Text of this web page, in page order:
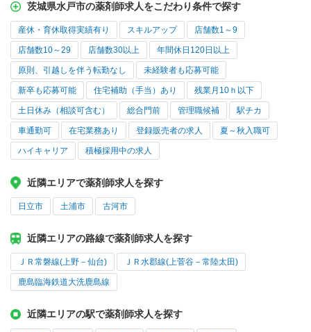
茨城県水戸市の薬剤師求人をこだわり条件で探す
産休・育休取得実績有り スキルアップ 店舗数1～9
店舗数10～29 店舗数30以上 年間休日120日以上
原則、引越しを伴う転勤なし 未経験者も応募可能
新卒も応募可能 住宅補助（手当）あり 残業月10ｈ以下
土日休み（相談可含む） 総合門前 管理職候補 駅チカ
車通勤可 在宅業務あり 登録販売者の求人 夏～秋入職可
ハイキャリア 積極採用中の求人
近隣エリアで薬剤師求人を探す
日立市 土浦市 古河市
近隣エリアの路線で薬剤師求人を探す
ＪＲ常磐線(上野－仙台) ＪＲ水郡線(上菅谷－常陸太田)
鹿島臨海鉄道大洗鹿島線
近隣エリアの駅で薬剤師求人を探す